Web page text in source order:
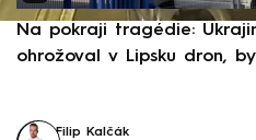
Na pokraji tragédie:
ohrožoval v Lipsku dron,
Filip Kalčák